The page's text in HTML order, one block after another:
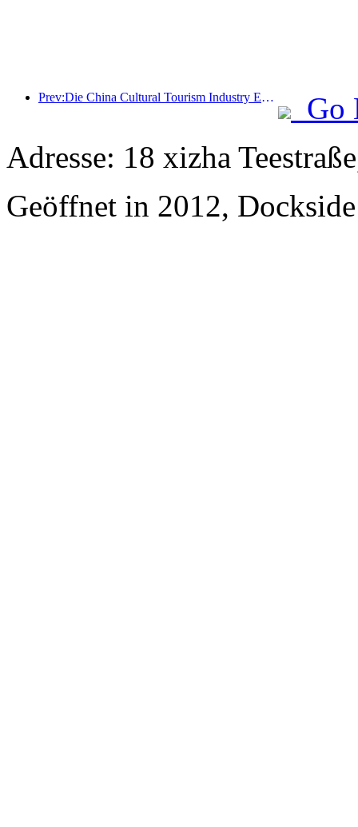
Prev:Die China Cultural Tourism Industry Expo 2025 findet vom 12. bis 14. September in Wuhan statt.
Go
Adresse: 18 xizha
Geöffnet in 2012,